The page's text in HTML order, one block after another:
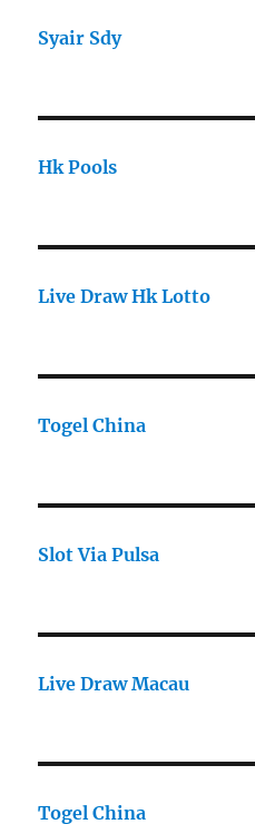
Syair Sdy
Hk Pools
Live Draw Hk Lotto
Togel China
Slot Via Pulsa
Live Draw Macau
Togel China